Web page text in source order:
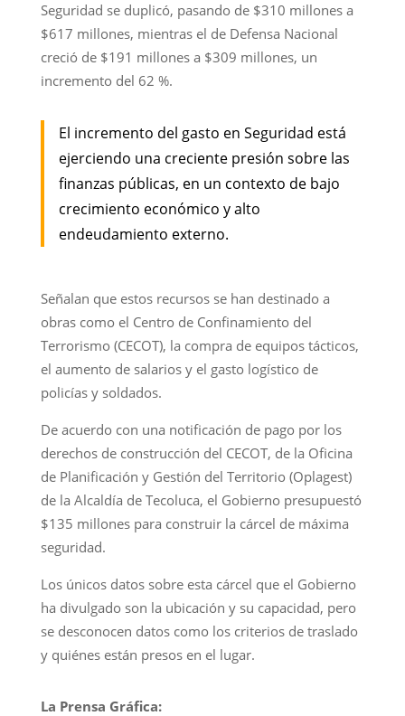
Seguridad se duplicó, pasando de $310 millones a
$617 millones, mientras el de Defensa Nacional
creció de $191 millones a $309 millones, un
incremento del 62 %.
El incremento del gasto en Seguridad está
ejerciendo una creciente presión sobre las
finanzas públicas, en un contexto de bajo
crecimiento económico y alto
endeudamiento externo.
Señalan que estos recursos se han destinado a
obras como el Centro de Confinamiento del
Terrorismo (CECOT), la compra de equipos tácticos,
el aumento de salarios y el gasto logístico de
policías y soldados.
De acuerdo con una notificación de pago por los
derechos de construcción del CECOT, de la Oficina
de Planificación y Gestión del Territorio (Oplagest)
de la Alcaldía de Tecoluca, el Gobierno presupuestó
$135 millones para construir la cárcel de máxima
seguridad.
Los únicos datos sobre esta cárcel que el Gobierno
ha divulgado son la ubicación y su capacidad, pero
se desconocen datos como los criterios de traslado
y quiénes están presos en el lugar.
La Prensa Gráfica: